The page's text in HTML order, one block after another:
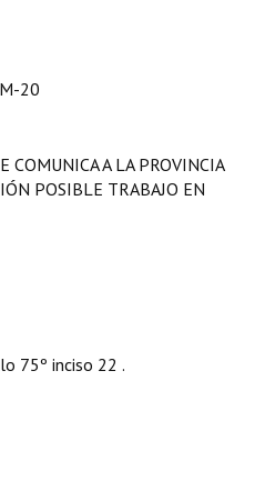
20
COMUNICA A LA PROVINCIA
POSIBLE TRABAJO EN
75º inciso 22 .